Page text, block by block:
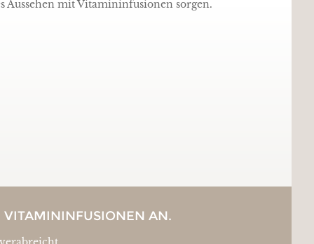
Aussehen mit Vitamininfusionen sorgen.
VITAMININFUSIONEN AN.